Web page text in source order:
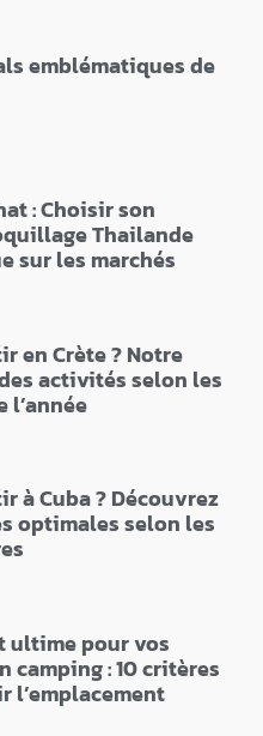
emblématiques de
: Choisir son
Thailande
sur les marchés
en Crète ? Notre
activités selon les
l’année
à Cuba ? Découvrez
optimales selon les
ultime pour vos
camping : 10 critères
l’emplacement